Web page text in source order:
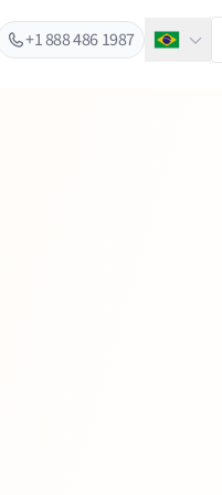
+1 888 486 1987